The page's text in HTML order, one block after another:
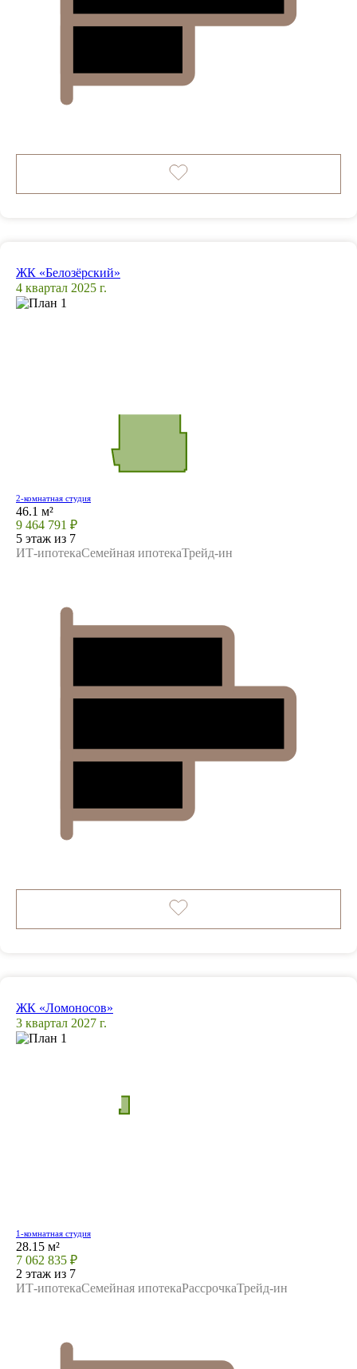
ЖК «Белозёрский»
4 квартал 2025 г.
2-комнатная студия
46.1 м²
9 464 791 ₽
5 этаж из 7
ИТ-ипотекаСемейная ипотекаТрейд-ин
ЖК «Ломоносов»
3 квартал 2027 г.
1-комнатная студия
28.15 м²
7 062 835 ₽
2 этаж из 7
ИТ-ипотекаСемейная ипотекаРассрочкаТрейд-ин